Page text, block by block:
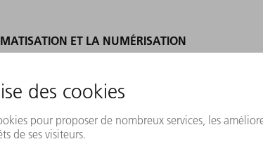
ET LA NUMÉRISATION
aux Pays-Bas, est une filiale de VDL Group
le montage en série de modules métalliques
autres d'entreprises du secteur agricole, du